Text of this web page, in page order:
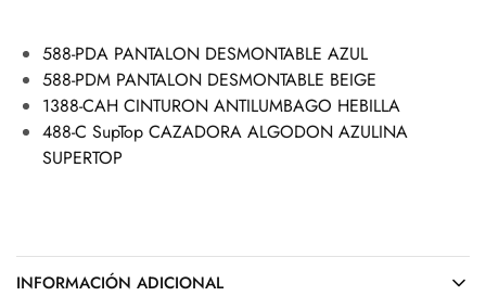
588-PDA PANTALON DESMONTABLE AZUL
588-PDM PANTALON DESMONTABLE BEIGE
1388-CAH CINTURON ANTILUMBAGO HEBILLA
488-C SupTop CAZADORA ALGODON AZULINA
SUPERTOP
INFORMACIÓN ADICIONAL